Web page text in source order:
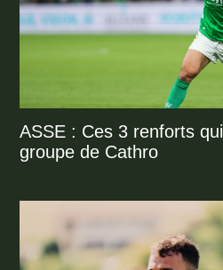
ASSE : Ces 3 renforts
groupe de Cathro